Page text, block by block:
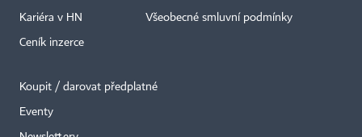
Kariéra v HN
Ceník inzerce
Všeobecné smluvní podmínky
Koupit / darovat předplatné
Eventy